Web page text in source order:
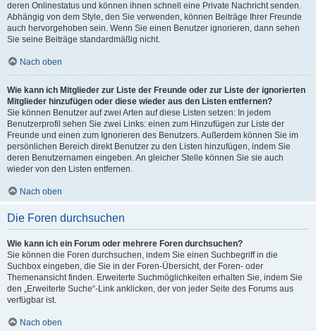
deren Onlinestatus und können ihnen schnell eine Private Nachricht senden.
Abhängig von dem Style, den Sie verwenden, können Beiträge Ihrer Freunde
auch hervorgehoben sein. Wenn Sie einen Benutzer ignorieren, dann sehen
Sie seine Beiträge standardmäßig nicht.
Nach oben
Wie kann ich Mitglieder zur Liste der Freunde oder zur Liste der ignorierten
Mitglieder hinzufügen oder diese wieder aus den Listen entfernen?
Sie können Benutzer auf zwei Arten auf diese Listen setzen: In jedem
Benutzerprofil sehen Sie zwei Links: einen zum Hinzufügen zur Liste der
Freunde und einen zum Ignorieren des Benutzers. Außerdem können Sie im
persönlichen Bereich direkt Benutzer zu den Listen hinzufügen, indem Sie
deren Benutzernamen eingeben. An gleicher Stelle können Sie sie auch
wieder von den Listen entfernen.
Nach oben
Die Foren durchsuchen
Wie kann ich ein Forum oder mehrere Foren durchsuchen?
Sie können die Foren durchsuchen, indem Sie einen Suchbegriff in die
Suchbox eingeben, die Sie in der Foren-Übersicht, der Foren- oder
Themenansicht finden. Erweiterte Suchmöglichkeiten erhalten Sie, indem Sie
den „Erweiterte Suche“-Link anklicken, der von jeder Seite des Forums aus
verfügbar ist.
Nach oben